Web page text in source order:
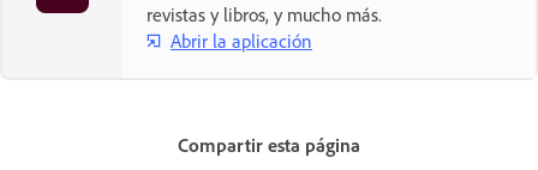
revistas y libros, y mucho más.
Abrir la aplicación
Compartir esta página